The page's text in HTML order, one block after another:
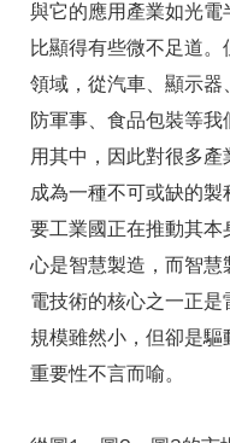
與它的應用產業如光
比顯得有些微不足道
領域，從汽車、顯示
防軍事、食品包裝等
用其中，因此對很多
成為一種不可或缺的
要工業國正在推動其
心是智慧製造，而智
電技術的核心之一正
規模雖然小，但卻是
重要性不言而喻。